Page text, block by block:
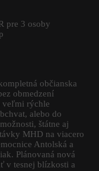
pre 3 osoby
občianska
obmedzení
veľmi rýchle
alebo do
štátne aj
MHD na viacero
Antolská a
Plánovaná nová
v tesnej blízkosti a